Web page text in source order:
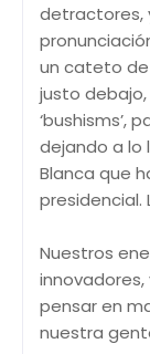
detractores,
un cateto de
justo
‘bushisms’,
dejando a lo
Blanca que
presidencial.
Nuestros
pensar en
nuestra